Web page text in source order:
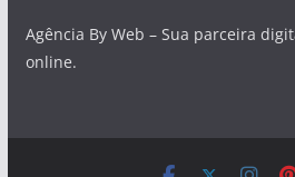
Agência By Web – Sua parceira
online.